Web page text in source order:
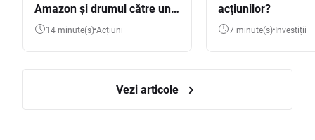
Amazon și drumul către una
dintre cele mai mari averi
14 minute(s) Acțiuni
acțiunilor?
7 minute(s) Investiții
Vezi articole